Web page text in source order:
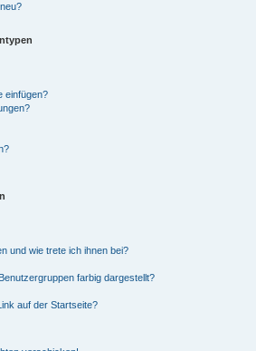
einfügen?
und wie trete ich ihnen bei?
farbig dargestellt?
auf der Startseite?